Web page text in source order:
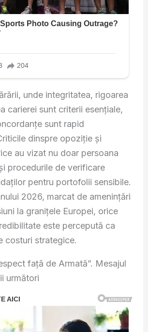
unde integritatea, rigoarea
carierei sunt criterii esențiale,
sunt rapid
dinspre opoziție și
au vizat nu doar persoana
procedurile de verificare
pentru portofolii sensibile.
2026, marcat de amenințări
la granițele Europei, orice
este percepută ca
costuri strategice.
față de Armată”. Mesajul
următori